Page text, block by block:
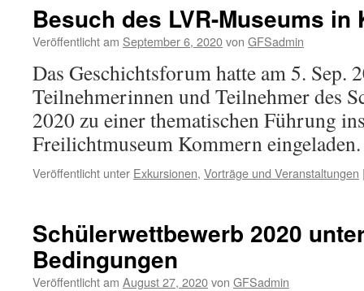
wieder
Besuch des LVR-Museums in
Veröffentlicht am September 6, 2020von GFSadmin
Das Geschichtsforum hatte am 5. Sep.
Teilnehmerinnen und Teilnehmer des
2020 zu einer thematischen Führung
Freilichtmuseum Kommern eingeladen.
Veröffentlicht unter Exkursionen, Vorträge und Veranstaltungen
Schülerwettbewerb 2020
Bedingungen
Veröffentlicht am August 27, 2020von GFSadmin